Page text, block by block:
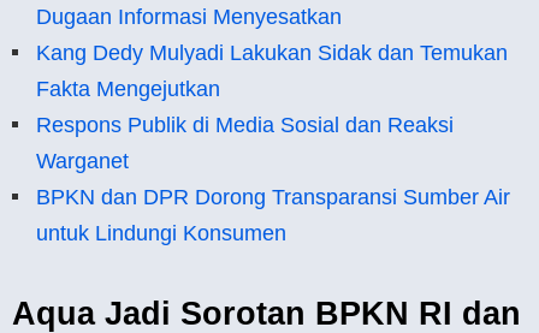
Dugaan Informasi Menyesatkan
Kang Dedy Mulyadi Lakukan Sidak dan Temukan
Fakta Mengejutkan
Respons Publik di Media Sosial dan Reaksi
Warganet
BPKN dan DPR Dorong Transparansi Sumber Air
untuk Lindungi Konsumen
Aqua Jadi Sorotan BPKN RI dan